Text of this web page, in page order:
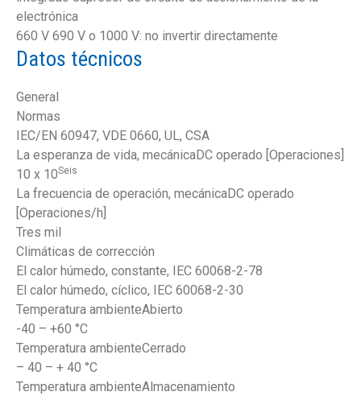
electrónica
660 V 690 V o 1000 V: no invertir directamente
Datos técnicos
General
Normas
IEC/EN 60947, VDE 0660, UL, CSA
La esperanza de vida, mecánicaDC operado [Operaciones]
10 x 10Seis
La frecuencia de operación, mecánicaDC operado
[Operaciones/h]
Tres mil
Climáticas de corrección
El calor húmedo, constante, IEC 60068-2-78
El calor húmedo, cíclico, IEC 60068-2-30
Temperatura ambienteAbierto
-40 – +60 °C
Temperatura ambienteCerrado
– 40 – + 40 °C
Temperatura ambienteAlmacenamiento